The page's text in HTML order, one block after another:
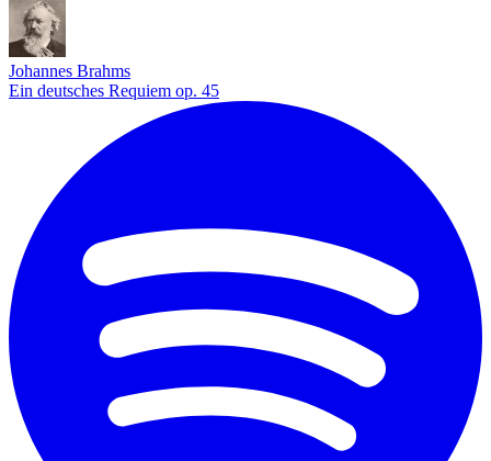
Johannes Brahms
Ein deutsches Requiem op. 45